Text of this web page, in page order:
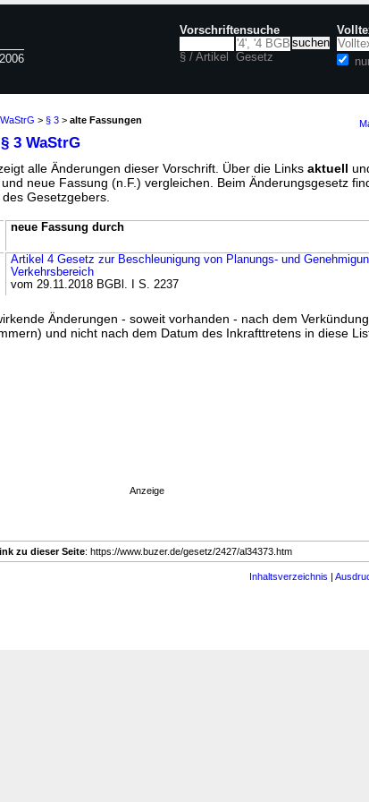
Vorschriftensuche
§ / Artikel Gesetz
> § 3 > alte Fassungen
§ 3 WaStrG
alle Änderungen dieser Vorschrift. Über die Links aktuell
neue Fassung (n.F.) vergleichen. Beim Änderungsgesetz
Gesetzgebers.
neue Fassung durch
Artikel 4 Gesetz zur Beschleunigung von Planungs- und
Verkehrsbereich
vom 29.11.2018 BGBl. I S. 2237
Änderungen - soweit vorhanden - nach dem
und nicht nach dem Datum des Inkrafttretens in diese
Anzeige
zu dieser Seite: https://www.buzer.de/gesetz/2427/al34373.htm
Inhaltsverzeichnis |